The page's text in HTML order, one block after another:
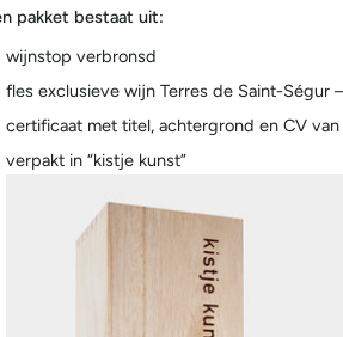
pakket bestaat uit:
wijnstop verbronsd
fles exclusieve wijn Terres de Saint-Ségur
certificaat met titel, achtergrond en CV van
verpakt in “kistje kunst”